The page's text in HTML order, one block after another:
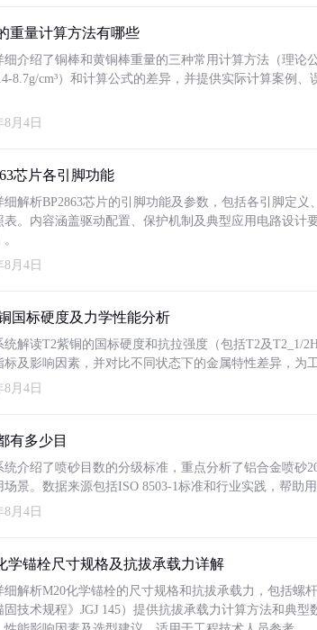
重量计算方法有哪些
细介绍了铜棒和黄铜棒重量的三种常用计算方法（理论
8.7g/cm³）和计算公式的差异，并提供实际计算案例
8月4日
芯片各引脚功能
细解析BP2863芯片的引脚功能及参数，包括各引脚定
表。内容涵盖驱动配置、保护机制及典型应用电路设计
8月4日
国标硬度及力学性能分析
统解读T2紫铜的国标硬度和抗拉强度（包括T2及T2_1/
标及影响因素，并对比不同状态下的金属特性差异，为
8月4日
有多少目
统介绍了喷砂目数的分级标准，重点分析了铝合金喷砂
场景。数据来源包括ISO 8503-1标准和行业实践，帮助
8月4日
学锚栓尺寸规格及抗拔承载力详解
细解析M20化学锚栓的尺寸规格和抗拔承载力，包括螺
固技术规程》JGJ 145）提供抗拔承载力计算方法和典